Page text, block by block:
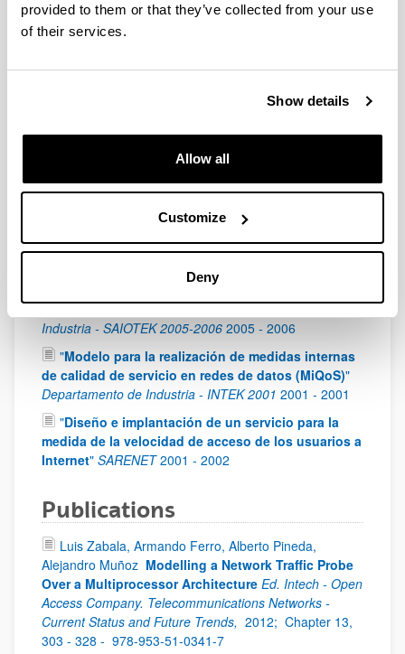
provided to them or that they’ve collected from your use
of their services.
Show details
Allow all
Customize
Deny
Projects
"LABEL"Gobierno Vasco - SAIOTEK 2010-2011
Segmentos de Alta Capacidad"Gobierno Vasco.
Departamento de Industria. SAIOTEK 2010-2011
mediA distributioN based on saTisfaction orIented
User Modelling"7th Research Framework Programme
QoSensor: Diseño de un sensor para el análisis
de la QoS en redes de datos"Departamento de
Industria - SAIOTEK 2005-2006 2005 - 2006
"Modelo para la realización de medidas internas
de calidad de servicio en redes de datos (MiQoS)"
Departamento de Industria - INTEK 2001 2001 - 2001
"Diseño e implantación de un servicio para la
medida de la velocidad de acceso de los usuarios a
Internet" SARENET 2001 - 2002
Publications
Luis Zabala, Armando Ferro, Alberto Pineda,
Alejandro Muñoz Modelling a Network Traffic Probe
Over a Multiprocessor Architecture Ed. Intech - Open
Access Company. Telecommunications Networks -
Current Status and Future Trends, 2012; Chapter 13,
303 - 328 - 978-953-51-0341-7